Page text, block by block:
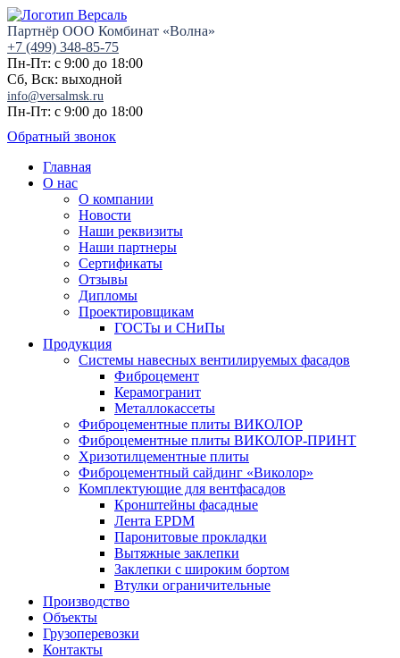
Партнёр ООО Комбинат «Волна»
+7 (499) 348-85-75
Пн-Пт: с 9:00 до 18:00
Сб, Вск: выходной
info@versalmsk.ru
Пн-Пт: с 9:00 до 18:00
Обратный звонок
Главная
О нас
О компании
Новости
Наши реквизиты
Наши партнеры
Сертификаты
Отзывы
Дипломы
Проектировщикам
ГОСТы и СНиПы
Продукция
Системы навесных вентилируемых фасадов
Фиброцемент
Керамогранит
Металлокассеты
Фиброцементные плиты ВИКОЛОР
Фиброцементные плиты ВИКОЛОР-ПРИНТ
Хризотилцементные плиты
Фиброцементный сайдинг «Виколор»
Комплектующие для вентфасадов
Кронштейны фасадные
Лента EPDM
Паронитовые прокладки
Вытяжные заклепки
Заклепки с широким бортом
Втулки ограничительные
Производство
Объекты
Грузоперевозки
Контакты